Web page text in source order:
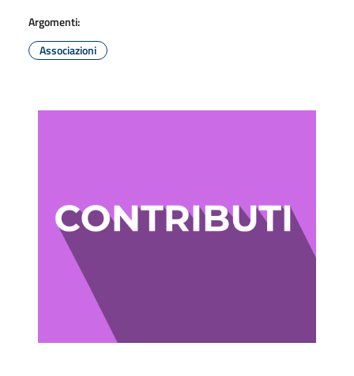
Argomenti:
Associazioni